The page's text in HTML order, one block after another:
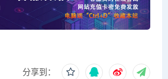
分享到：